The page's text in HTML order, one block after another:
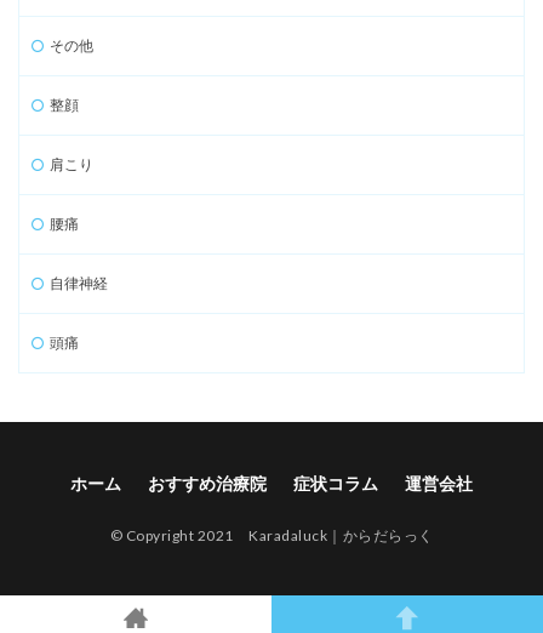
その他
整顔
肩こり
腰痛
自律神経
頭痛
ホーム おすすめ治療院 症状コラム 運営会社
© Copyright 2021 Karadaluck｜からだらっく